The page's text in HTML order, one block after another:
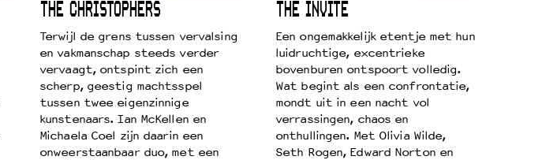
THE CHRISTOPHERS
Terwijl de grens tussen vervalsing
en vakmanschap steeds verder
vervaagt, ontspint zich een
scherp, geestig machtsspel
tussen twee eigenzinnige
kunstenaars. Ian McKellen en
Michaela Coel zijn daarin een
onweerstaanbaar duo, met een
THE INVITE
Een ongemakkelijk etentje met hun
luidruchtige, excentrieke
bovenburen ontspoort volledig.
Wat begint als een confrontatie,
mondt uit in een nacht vol
verrassingen, chaos en
onthullingen. Met Olivia Wilde,
Seth Rogen, Edward Norton en